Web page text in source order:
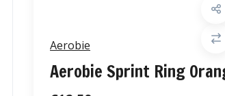
Aerobie
Aerobie Sprint Ring